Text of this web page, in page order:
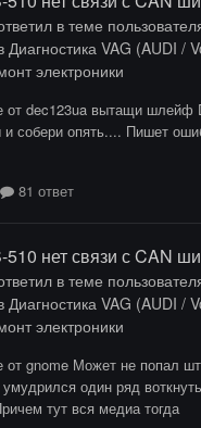
в теме
Диагностика VAG (AUDI /
электроники
от dec123ua вытащи шлейф
и собери опять.... Пишет
81 ответ
нет связи с CAN
в теме
Диагностика VAG (AUDI /
электроники
от gnome Может не попал
один ряд
тут вся медиа тогда